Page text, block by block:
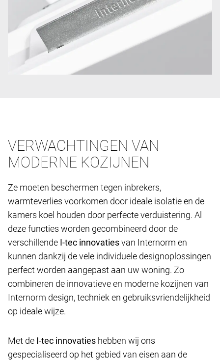
VERWACHTINGEN VAN
MODERNE KOZIJNEN
Ze moeten beschermen tegen inbrekers,
warmteverlies voorkomen door ideale isolatie en de
kamers koel houden door perfecte verduistering. Al
deze functies worden gecombineerd door de
verschillende I-tec innovatiesvan Internorm en
kunnen dankzij de vele individuele designoplossingen
perfect worden aangepast aan uw woning. Zo
combineren de innovatieve en moderne kozijnen van
Internorm design, techniek en gebruiksvriendelijkheid
op ideale wijze.
Met de I-tec innovaties hebben wij ons
gespecialiseerd op het gebied van eisen aan de